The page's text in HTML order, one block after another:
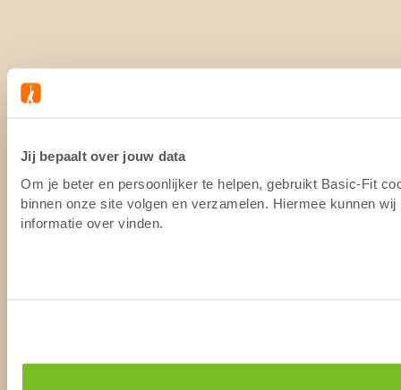
Jij bepaalt over jouw data
Om je beter en persoonlijker te helpen, gebruikt Basic-Fit
binnen onze site volgen en verzamelen. Hiermee kunnen
informatie over vinden.